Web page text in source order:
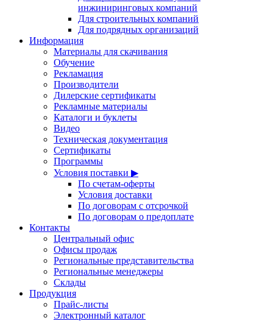
инжиниринговых компаний
Для строительных компаний
Для подрядных организаций
Информация
Материалы для скачивания
Обучение
Рекламация
Производители
Дилерские сертификаты
Рекламные материалы
Каталоги и буклеты
Видео
Техническая документация
Сертификаты
Программы
Условия поставки ▶
По счетам-оферты
Условия доставки
По договорам с отсрочкой
По договорам о предоплате
Контакты
Центральный офис
Офисы продаж
Региональные представительства
Региональные менеджеры
Склады
Продукция
Прайс-листы
Электронный каталог